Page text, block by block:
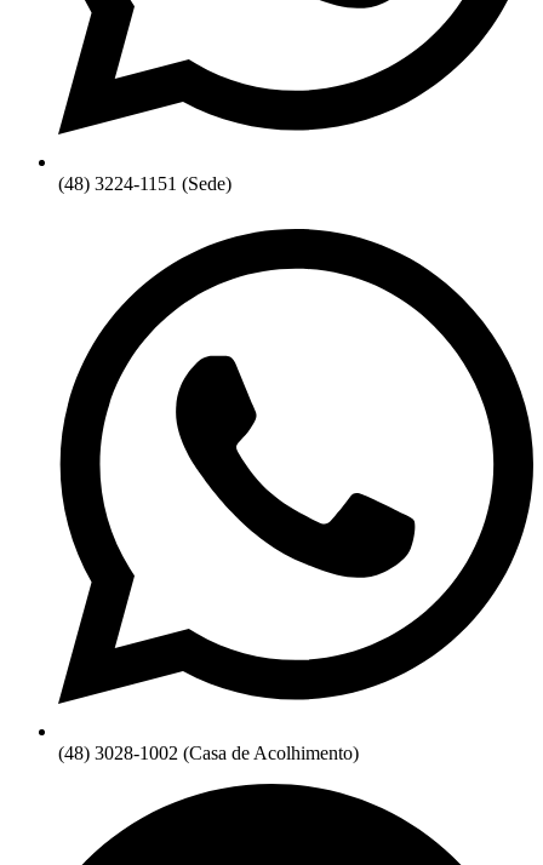
(48) 3224-1151 (Sede)
(48) 3028-1002 (Casa de Acolhimento)